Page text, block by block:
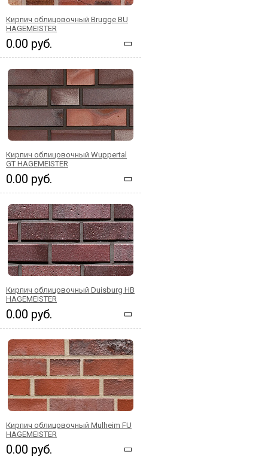
Кирпич облицовочный Brugge BU
HAGEMEISTER
0.00 руб.
Кирпич облицовочный Wuppertal
GT HAGEMEISTER
0.00 руб.
Кирпич облицовочный Duisburg HB
HAGEMEISTER
0.00 руб.
Кирпич облицовочный Mulheim FU
HAGEMEISTER
0.00 руб.